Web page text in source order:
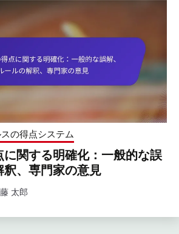
の得点システム
に関する明確化：一般的な誤
、専門家の意見
太郎